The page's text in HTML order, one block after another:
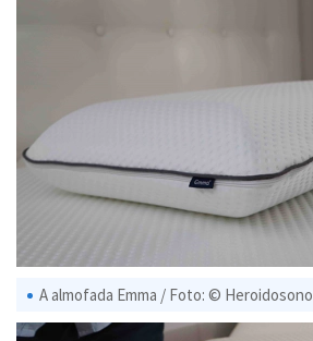
A almofada Emma / Foto: © Heroidosono